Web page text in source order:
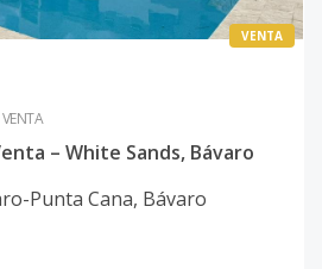
VENTA
VENTA
– White Sands, Bávaro
Punta Cana, Bávaro